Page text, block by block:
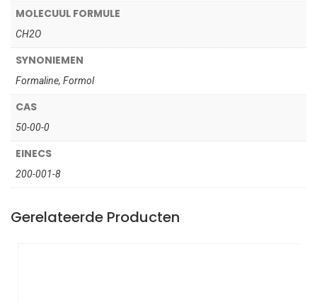
MOLECUUL FORMULE
CH2O
SYNONIEMEN
Formaline, Formol
CAS
50-00-0
EINECS
200-001-8
Gerelateerde Producten